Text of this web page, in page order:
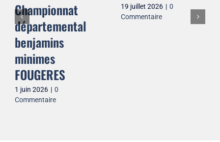
Championnat
départemental
benjamins
minimes
FOUGERES
1 juin 2026 | 0
Commentaire
19 juillet 2026 | 0
Commentaire